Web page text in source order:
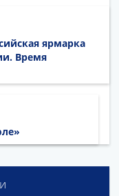
ярмарка
Время